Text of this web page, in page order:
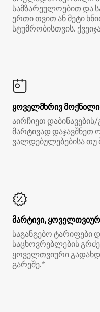
სამზარეულოებით და
ერთი თვით ან მეტი
სტუმრობისთვის.
ყოველმხრივ მოქნილი
აირჩიეთ
მარტივად დაჯავშნეთ
ვალდებულებებისა თუ
მარტივი,
საგანგებო ტარიფები
საცხოვრებლების
ყოველთვიური
გარეშე.*